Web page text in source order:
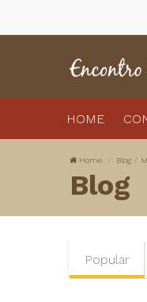
HOME
Home Blog
Blog
Popular